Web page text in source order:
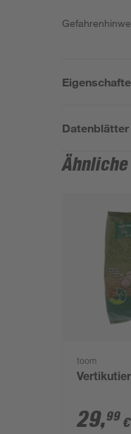
Datenblätter
toom
29,99 €